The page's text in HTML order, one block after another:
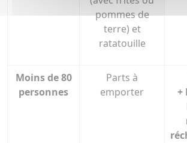
pommes de
terre) et
ratatouille
Moins de 80
personnes
Parts à
emporter
+